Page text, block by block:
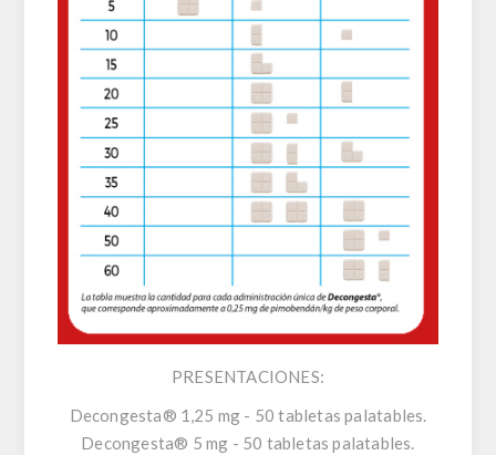
PRESENTACIONES:
Decongesta® 1,25 mg - 50 tabletas palatables.
Decongesta® 5 mg - 50 tabletas palatables.